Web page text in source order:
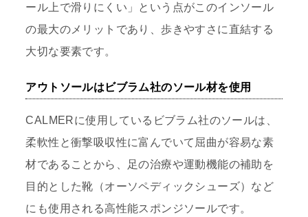
ール上で滑りにくい」という点がこのインソール
の最大のメリットであり、歩きやすさに直結する
大切な要素です。
アウトソールはビブラム社のソール材を使用
CALMERに使用しているビブラム社のソールは、
柔軟性と衝撃吸収性に富んでいて屈曲が容易な素
材であることから、足の治療や運動機能の補助を
目的とした靴（オーソペディックシューズ）など
にも使用される高性能スポンジソールです。